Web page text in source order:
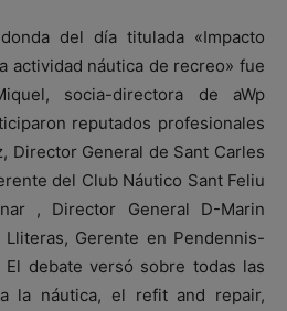
del día titulada «Impacto
actividad náutica de recreo» fue
socia-directora de aWp
reputados profesionales
Director General de Sant Carles
del Club Náutico Sant Feliu
, Director General D-Marin
Gerente en Pendennis-
El debate versó sobre todas las
la náutica, el refit and repair,